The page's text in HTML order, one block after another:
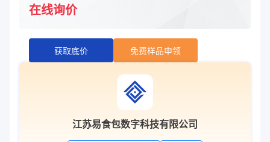
在线询价
获取底价 免费样品申领
江苏易食包数字科技有限公司